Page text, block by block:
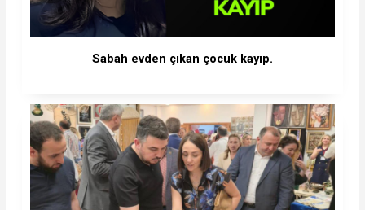
Sabah evden çıkan çocuk kayıp.